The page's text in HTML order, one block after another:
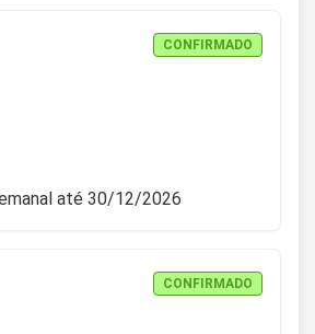
CONFIRMADO
até 30/12/2026
CONFIRMADO